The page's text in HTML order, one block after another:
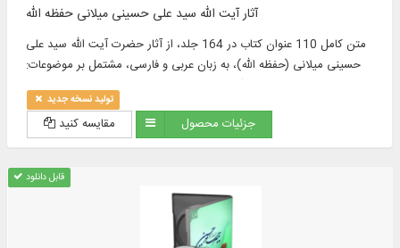
آثار آیت الله سید علی حسینی میلانی حفظه الله
متن کامل 110 عنوان کتاب در 164 جلد، از آثار حضرت آیت الله سید علی
حسینی میلانی (حفظه الله)، به زبان عربی و فارسی، مشتمل بر موضوعات:
تولید نسخه جدید
مقایسه کنید جزئیات محصول
قابل دانلود